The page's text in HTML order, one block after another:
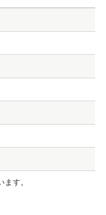
ービスPRサイト
す。